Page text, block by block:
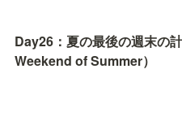
Day26：夏の最後の週末の
Weekend of Summer）